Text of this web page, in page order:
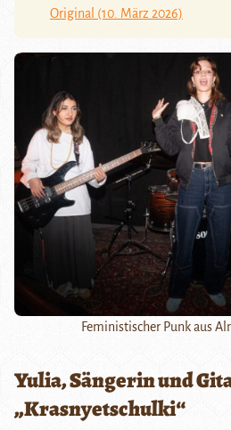
Original (10. März 2026)
Feministischer Punk aus
Yulia, Sängerin und
„Krasnyetschulki“